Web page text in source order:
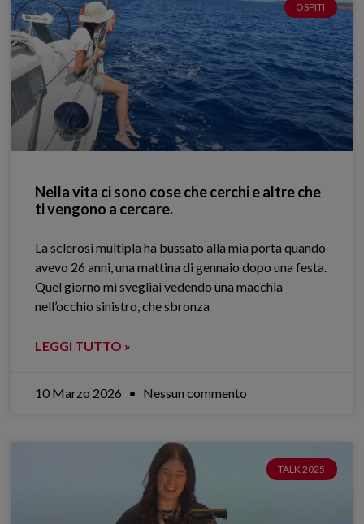
OSPITI
Nella vita ci sono cose che cerchi e altre che
ti vengono a cercare.
La sclerosi multipla ha bussato alla mia porta quando
avevo 26 anni, una mattina di gennaio dopo una festa.
Quel giorno mi svegliai vedendo una macchia
nell’occhio sinistro, che sbronza
LEGGI TUTTO »
10 Marzo 2026 Nessun commento
TALK 2025